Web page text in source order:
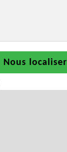
Nous localiser